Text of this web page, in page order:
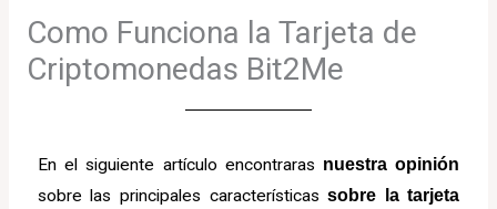
Como Funciona la Tarjeta de
Criptomonedas Bit2Me
En el siguiente artículo encontraras nuestra opinión
sobre las principales característicassobre la tarjeta